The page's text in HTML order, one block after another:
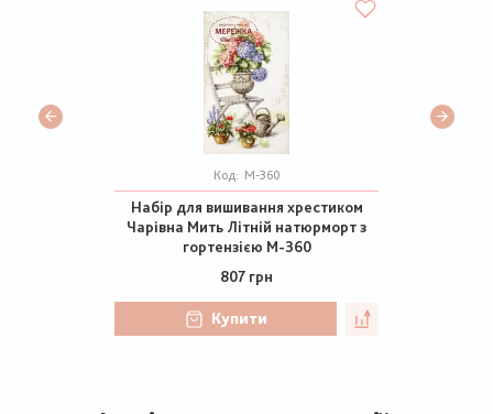
Код: М-360
Набір для вишивання хрестиком
Чарівна Мить Літній натюрморт з
гортензією М-360
807 грн
Купити